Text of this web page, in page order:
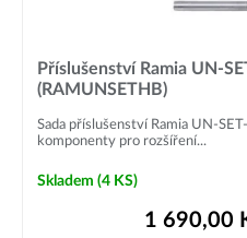
Příslušenství Ramia UN-
(RAMUNSETHB)
Sada příslušenství Ramia UN-
komponenty pro rozšíření...
Skladem (4 KS)
1 690,00